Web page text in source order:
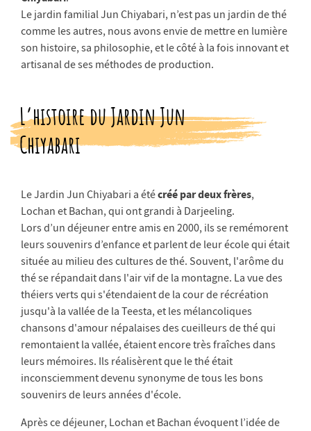
Le jardin familial Jun Chiyabari, n’est pas un jardin de thé
comme les autres, nous avons envie de mettre en lumière
son histoire, sa philosophie, et le côté à la fois innovant et
artisanal de ses méthodes de production.
L’histoire du Jardin Jun
Chiyabari
Le Jardin Jun Chiyabari a étécréé par deux frères,
Lochan et Bachan, qui ont grandi à Darjeeling.
Lors d’un déjeuner entre amis en 2000, ils se remémorent
leurs souvenirs d’enfance et parlent de leur école qui était
située au milieu des cultures de thé. Souvent, l'arôme du
thé se répandait dans l'air vif de la montagne. La vue des
théiers verts qui s'étendaient de la cour de récréation
jusqu'à la vallée de la Teesta, et les mélancoliques
chansons d'amour népalaises des cueilleurs de thé qui
remontaient la vallée, étaient encore très fraîches dans
leurs mémoires. Ils réalisèrent que le thé était
inconsciemment devenu synonyme de tous les bons
souvenirs de leurs années d'école.
Après ce déjeuner, Lochan et Bachan évoquent l’idée de